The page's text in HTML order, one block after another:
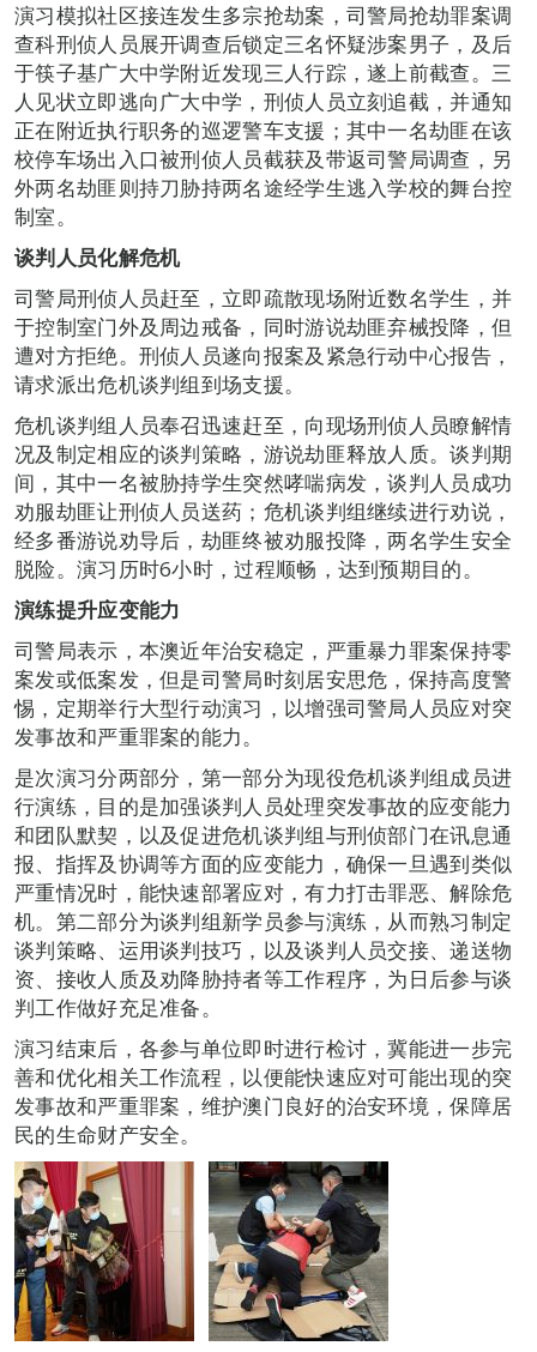
演习模拟社区接连发生多宗抢劫案，司警局抢劫罪案调
查科刑侦人员展开调查后锁定三名怀疑涉案男子，及后
于筷子基广大中学附近发现三人行踪，遂上前截查。三
人见状立即逃向广大中学，刑侦人员立刻追截，并通知
正在附近执行职务的巡逻警车支援；其中一名劫匪在该
校停车场出入口被刑侦人员截获及带返司警局调查，另
外两名劫匪则持刀胁持两名途经学生逃入学校的舞台控
制室。
谈判人员化解危机
司警局刑侦人员赶至，立即疏散现场附近数名学生，并
于控制室门外及周边戒备，同时游说劫匪弃械投降，但
遭对方拒绝。刑侦人员遂向报案及紧急行动中心报告，
请求派出危机谈判组到场支援。
危机谈判组人员奉召迅速赶至，向现场刑侦人员瞭解情
况及制定相应的谈判策略，游说劫匪释放人质。谈判期
间，其中一名被胁持学生突然哮喘病发，谈判人员成功
劝服劫匪让刑侦人员送药；危机谈判组继续进行劝说，
经多番游说劝导后，劫匪终被劝服投降，两名学生安全
脱险。演习历时6小时，过程顺畅，达到预期目的。
演练提升应变能力
司警局表示，本澳近年治安稳定，严重暴力罪案保持零
案发或低案发，但是司警局时刻居安思危，保持高度警
惕，定期举行大型行动演习，以增强司警局人员应对突
发事故和严重罪案的能力。
是次演习分两部分，第一部分为现役危机谈判组成员进
行演练，目的是加强谈判人员处理突发事故的应变能力
和团队默契，以及促进危机谈判组与刑侦部门在讯息通
报、指挥及协调等方面的应变能力，确保一旦遇到类似
严重情况时，能快速部署应对，有力打击罪恶、解除危
机。第二部分为谈判组新学员参与演练，从而熟习制定
谈判策略、运用谈判技巧，以及谈判人员交接、递送物
资、接收人质及劝降胁持者等工作程序，为日后参与谈
判工作做好充足准备。
演习结束后，各参与单位即时进行检讨，冀能进一步完
善和优化相关工作流程，以便能快速应对可能出现的突
发事故和严重罪案，维护澳门良好的治安环境，保障居
民的生命财产安全。